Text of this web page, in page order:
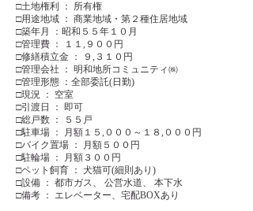
□土地権利 ： 所有権
□用途地域 ： 商業地域・第２種住居地域
□築年月 ：昭和５５年１０月
□管理費 ： １１,９００円
□修繕積立金 ： ９,３１０円
□管理会社 ： 明和地所コミュニティ㈱
□管理形態 ：全部委託(日勤)
□現況 ： 空室
□引渡日 ： 即可
□総戸数 ： ５５戸
□駐車場 ： 月額１５,０００～１８,０００円
□バイク置場 ： 月額５００円
□駐輪場 ： 月額３００円
□ペット飼育 ： 犬猫可(細則あり)
□設備 ： 都市ガス、 公営水道、 本下水
□備考 ： エレベーター、宅配BOXあり